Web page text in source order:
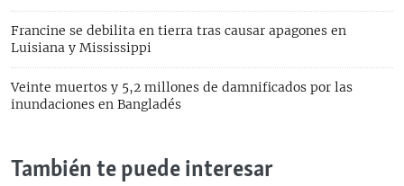
Francine se debilita en tierra tras causar apagones en
Luisiana y Mississippi
Veinte muertos y 5,2 millones de damnificados por las
inundaciones en Bangladés
También te puede interesar